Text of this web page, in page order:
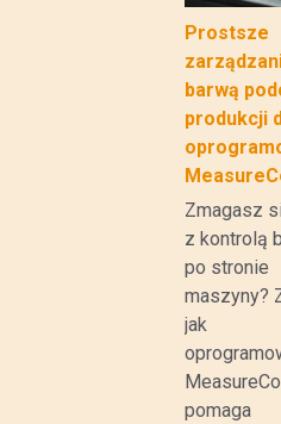
Prostsze
barwą
produkcji
Zmagasz
z kontrolą
po stronie
maszyny?
jak
pomaga